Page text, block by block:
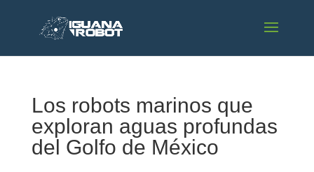
Los robots marinos que
exploran aguas profundas
del Golfo de México